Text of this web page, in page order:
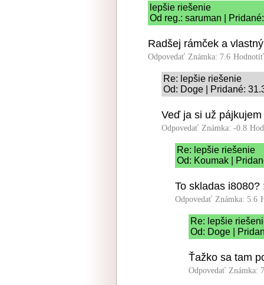
lepšie riešenie
Od reg.: saruman |
Radšej rámček a
Odpovedať Známka: 7.6
Re: lepšie riešenie
Od: Doge | Pridané:
Veď ja si už
Odpovedať Známka: -0.8
Re: lepšie riešenie
Od: Koumak |
To skladas i8080?
Odpovedať Známka: 5.6
Re: lepšie
Od: Doge |
Ťažko sa tam
Odpovedať Známka: